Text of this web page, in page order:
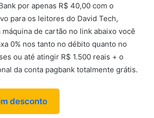
por apenas R$ 40,00 com o
para os leitores do David Tech,
de cartão no link abaixo você
0% nos tanto no débito quanto no
ou até atingir R$ 1.500 reais + o
da conta pagbank totalmente grátis.
desconto